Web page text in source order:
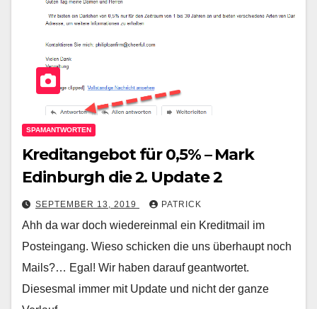
SPAMANTWORTEN
Kreditangebot für 0,5% – Mark
Edinburgh die 2. Update 2
SEPTEMBER 13, 2019 PATRICK
Ahh da war doch wiedereinmal ein Kreditmail im
Posteingang. Wieso schicken die uns überhaupt noch
Mails?… Egal! Wir haben darauf geantwortet.
Diesesmal immer mit Update und nicht der ganze